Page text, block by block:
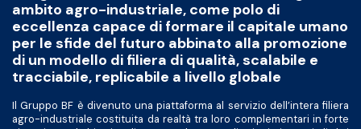
ambito agro-industriale, come polo di
eccellenza capace di formare il capitale umano
per le sfide del futuro abbinato alla promozione
di un modello di filiera di qualità, scalabile e
tracciabile, replicabile a livello globale
Il Gruppo BF è divenuto una piattaforma al servizio dell’intera filiera
agro-industriale costituita da realtà tra loro complementari in forte